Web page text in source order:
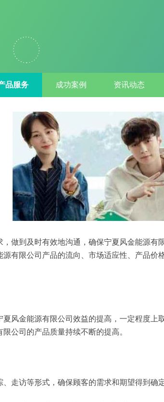
品服务 成功案例 资讯动态
做到及时有效地沟通，确保宁夏风金能源
有限公司产品的流向、市场适应性、产品
风金能源有限公司效益的提高，一定程度
公司的产品质量持续不断的提高。
走访等形式，确保顾客的需求和期望得到确